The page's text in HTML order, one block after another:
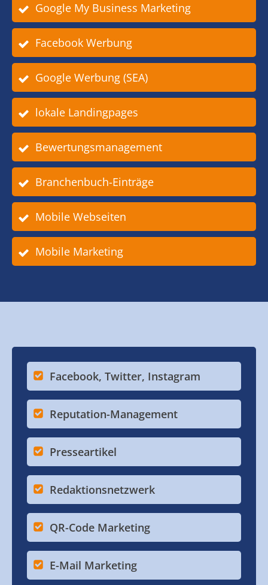
Google My Business Marketing
Facebook Werbung
Google Werbung (SEA)
lokale Landingpages
Bewertungsmanagement
Branchenbuch-Einträge
Mobile Webseiten
Mobile Marketing
Facebook, Twitter, Instagram
Reputation-Management
Presseartikel
Redaktionsnetzwerk
QR-Code Marketing
E-Mail Marketing